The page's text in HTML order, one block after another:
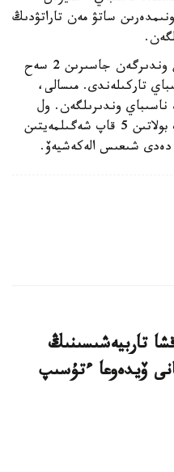
ساتۋ مەن تاراتۋدىڭ
«شەگىلمەيتىن تەمەكى ونىمدەرىن وندىرگەن جاسىرىن 2 سەح
3,5 توننا ناسىباي تاركىلەندى. مىسالى،
ناسىباي وندىرىلگەن. ول
جەردەن جالپى سالماعى 500 ك گ بولاتىن 5 قاپ شەگىلمەيتىن
شىعىس الەكەشيەۆ.
تاربيەشىسىنىڭ
ۆيدەوعا ءتۇسىپ